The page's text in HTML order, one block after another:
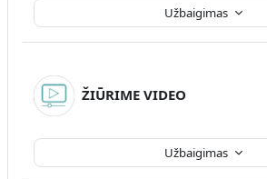
Užbaigimas
Užbaigimas
ŽIŪRIME VIDEO